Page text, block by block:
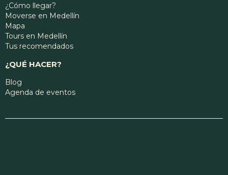
¿Cómo llegar?
Moverse en Medellín
Mapa
Tours en Medellín
Tus recomendados
¿QUÉ HACER?
Blog
Agenda de eventos